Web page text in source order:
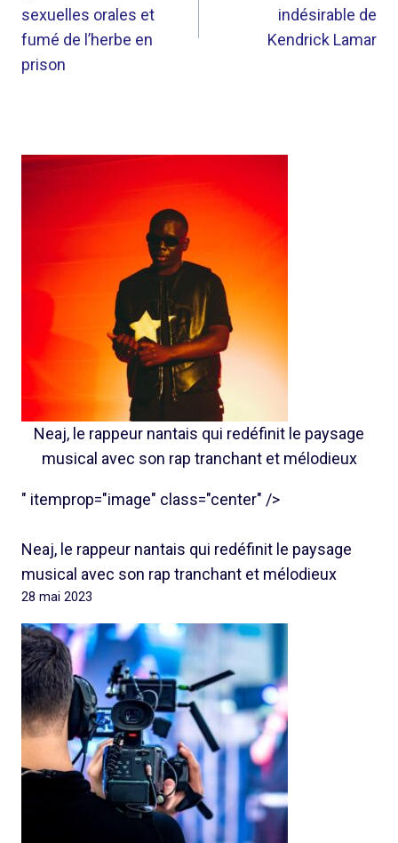
sexuelles orales et
fumé de l’herbe en
prison
indésirable de
Kendrick Lamar
Neaj, le rappeur nantais qui redéfinit le paysage
musical avec son rap tranchant et mélodieux
" itemprop="image" class="center" />
Neaj, le rappeur nantais qui redéfinit le paysage
musical avec son rap tranchant et mélodieux
28 mai 2023